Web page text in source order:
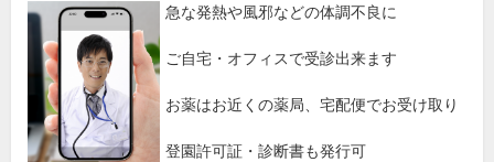
急な発熱や風邪などの体調不良に
ご自宅・オフィスで受診出来ます
お薬はお近くの薬局、宅配便でお受け取り
登園許可証・診断書も発行可